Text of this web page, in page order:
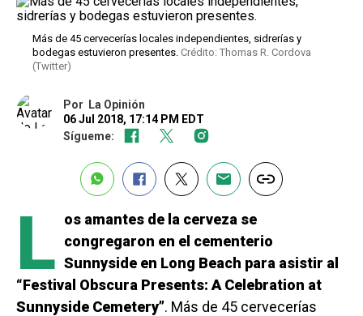
Más de 45 cervecerías locales independientes, sidrerías y
bodegas estuvieron presentes. Crédito: Thomas R. Cordova
(Twitter)
Por
La Opinión
06 Jul 2018, 17:14 PM EDT
Sígueme:
L os amantes de la cerveza se
congregaron en el cementerio
Sunnyside en Long Beach para asistir al
“Festival Obscura Presents: A Celebration at
Sunnyside Cemetery”. Más de 45 cervecerías